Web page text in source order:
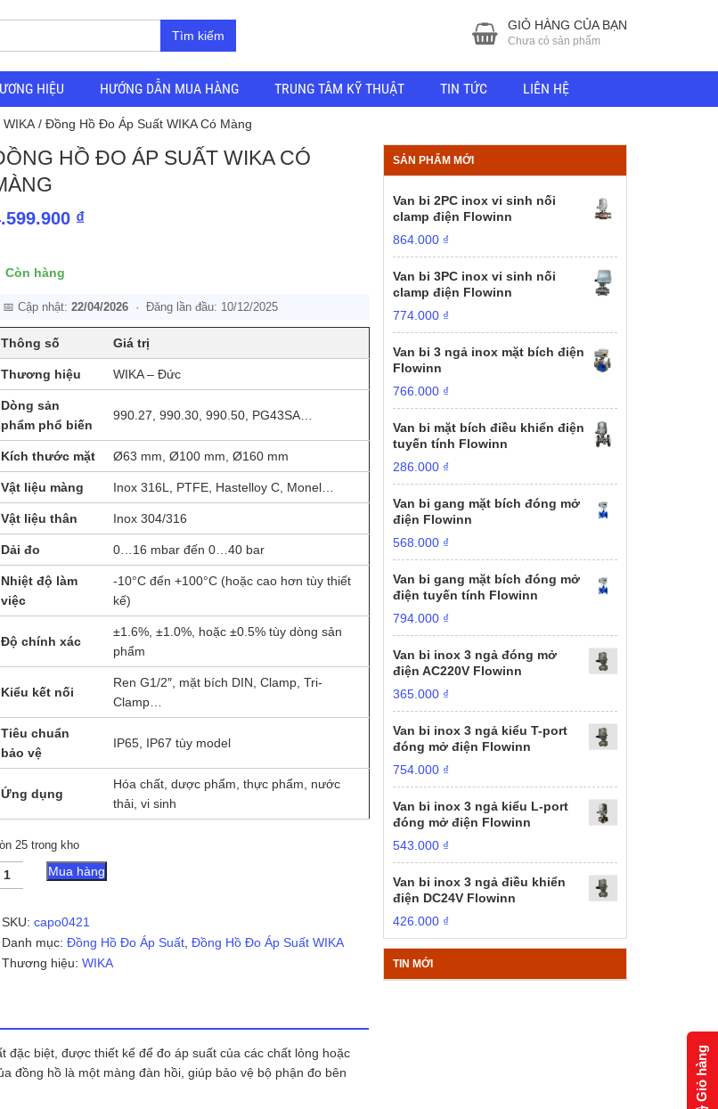
Tìm kiếm
GIỎ HÀNG CỦA BẠN
Chưa có sản phẩm
HIỆU HƯỚNG DẪN MUA HÀNG TRUNG TÂM KỸ THUẬT TIN TỨC LIÊN HỆ
/ Đồng Hồ Đo Áp Suất WIKA Có Màng
HỒ ĐO ÁP SUẤT WIKA CÓ
₫
Còn hàng
📅 Cập nhật: 22/04/2026· Đăng lần đầu: 10/12/2025
Thông số Giá trị
Thương hiệu WIKA – Đức
Dòng sản
phẩm phổ biến
990.27, 990.30, 990.50, PG43SA…
Kích thước mặt Ø63 mm, Ø100 mm, Ø160 mm
Vật liệu màng Inox 316L, PTFE, Hastelloy C, Monel…
Vật liệu thân Inox 304/316
Dải đo 0…16 mbar đến 0…40 bar
Nhiệt độ làm
việc
-10°C đến +100°C (hoặc cao hơn tùy thiết
kế)
Độ chính xác
±1.6%, ±1.0%, hoặc ±0.5% tùy dòng sản
phẩm
Kiểu kết nối
Ren G1/2″, mặt bích DIN, Clamp, Tri-
Clamp…
Tiêu chuẩn
bảo vệ
IP65, IP67 tùy model
Ứng dụng
Hóa chất, dược phẩm, thực phẩm, nước
thải, vi sinh
25 trong kho
Mua hàng
SKU: capo0421
Danh mục: Đồng Hồ Đo Áp Suất, Đồng Hồ Đo Áp Suất WIKA
Thương hiệu: WIKA
đặc biệt, được thiết kế để đo áp suất của các chất lỏng hoặc
đồng hồ là một màng đàn hồi, giúp bảo vệ bộ phận đo bên
SẢN PHẨM MỚI
Van bi 2PC inox vi sinh nối
clamp điện Flowinn
864.000 ₫
Van bi 3PC inox vi sinh nối
clamp điện Flowinn
774.000 ₫
Van bi 3 ngả inox mặt bích điện
Flowinn
766.000 ₫
Van bi mặt bích điều khiển điện
tuyến tính Flowinn
286.000 ₫
Van bi gang mặt bích đóng mở
điện Flowinn
568.000 ₫
Van bi gang mặt bích đóng mở
điện tuyến tính Flowinn
794.000 ₫
Van bi inox 3 ngả đóng mở
điện AC220V Flowinn
365.000 ₫
Van bi inox 3 ngả kiểu T-port
đóng mở điện Flowinn
754.000 ₫
Van bi inox 3 ngả kiểu L-port
đóng mở điện Flowinn
543.000 ₫
Van bi inox 3 ngả điều khiển
điện DC24V Flowinn
426.000 ₫
TIN MỚI
Giỏ hàng